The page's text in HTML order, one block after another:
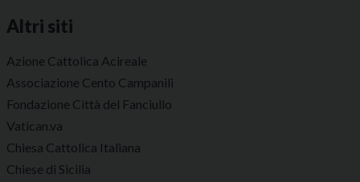
Altri siti
Azione Cattolica Acireale
Associazione Cento Campanili
Fondazione Città del Fanciullo
Vatican.va
Chiesa Cattolica Italiana
Chiese di Sicilia